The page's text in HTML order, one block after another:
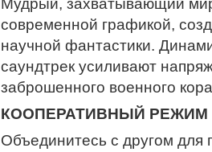
Мудрый, захватывающий
современной графикой,
научной фантастики.
саундтрек усиливают
заброшенного военного
КООПЕРАТИВНЫЙ РЕЖИМ
Объединитесь с другом для